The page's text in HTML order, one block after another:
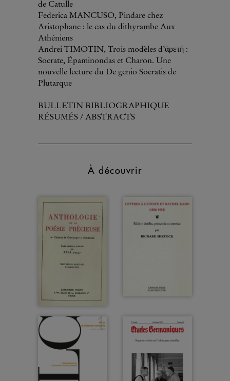
de Catulle
Federica MANCUSO, Pindare chez
Aristophane : le cas du dithyrambe Aux
Athéniens
Andrei TIMOTIN, Trois modèles d’ἀρετή :
Socrate, Épaminondas et Charon. Une
nouvelle lecture du De genio Socratis de
Plutarque
BULLETIN BIBLIOGRAPHIQUE
RÉSUMÉS / ABSTRACTS
À découvrir